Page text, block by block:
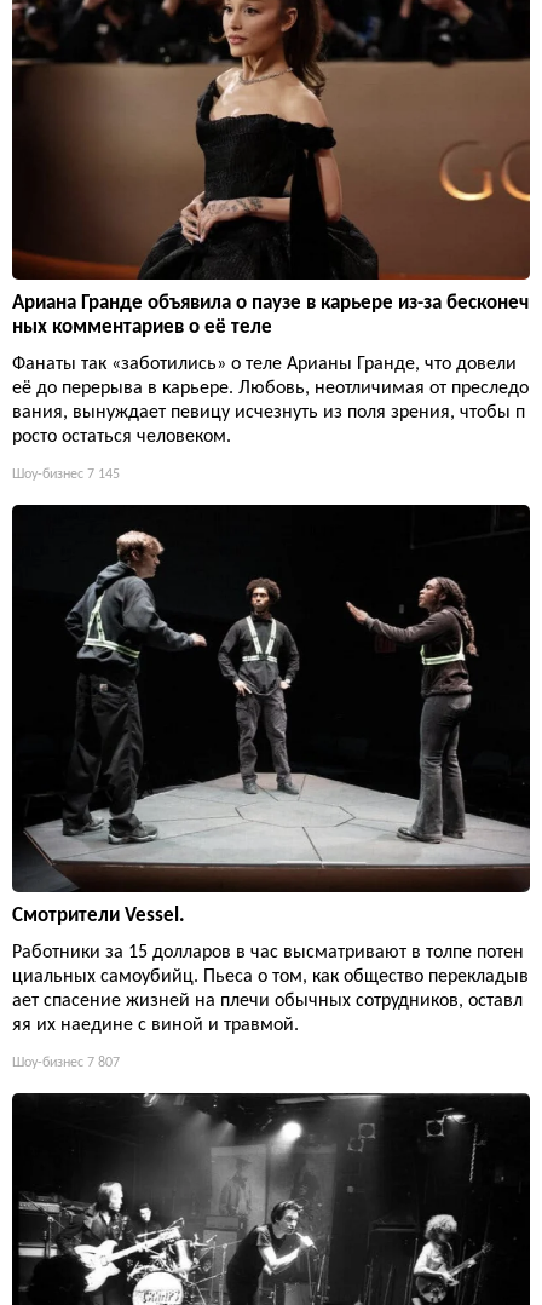
Ариана Гранде объявила о паузе в карьере из-за бесконеч
ных комментариев о её теле
Фанаты так «заботились» о теле Арианы Гранде, что довели
её до перерыва в карьере. Любовь, неотличимая от преследо
вания, вынуждает певицу исчезнуть из поля зрения, чтобы п
росто остаться человеком.
Шоу-бизнес 7 145
Смотрители Vessel.
Работники за 15 долларов в час высматривают в толпе потен
циальных самоубийц. Пьеса о том, как общество перекладыв
ает спасение жизней на плечи обычных сотрудников, оставл
яя их наедине с виной и травмой.
Шоу-бизнес 7 807